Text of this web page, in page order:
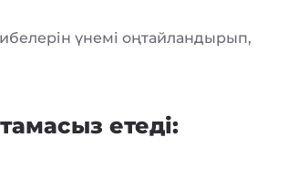
үнемі оңтайландырып,
етеді: